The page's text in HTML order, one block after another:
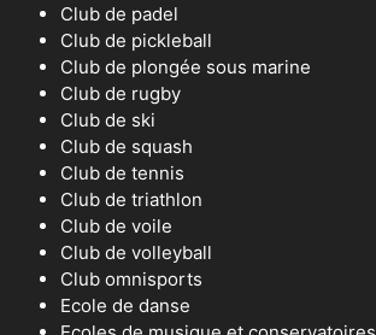
Club de padel
Club de pickleball
Club de plongée sous marine
Club de rugby
Club de ski
Club de squash
Club de tennis
Club de triathlon
Club de voile
Club de volleyball
Club omnisports
Ecole de danse